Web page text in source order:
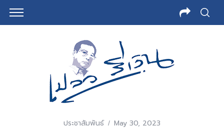
ประชาสัมพันธ์ May 30, 2023